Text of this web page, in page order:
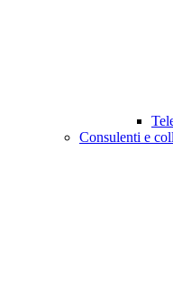
Consulenti e